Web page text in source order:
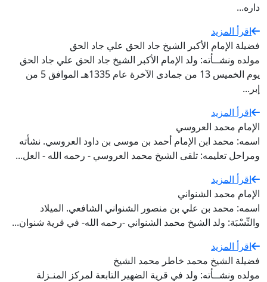
داره...
اقرأ المزيد
فضيلة الإمام الأكبر الشيخ جاد الحق علي جاد الحق
مولده ونشــأته: ولد الإمام الأكبر الشيخ جاد الحق علي جاد الحق
يوم الخميس 13 من جمادى الآخرة عام 1335هـ الموافق 5 من
إبر...
اقرأ المزيد
الإمام محمد العروسي
اسمه: محمد ابن الإمام أحمد بن موسى بن داود العروسي. نشأته
ومراحل تعليمه: تلقى الشيخ محمد العروسي - رحمه الله - العل...
اقرأ المزيد
الإمام محمد الشنواني
اسمه: محمد بن علي بن منصور الشنواني الشافعي. الميلاد
والنِّسْبَة: ولد الشيخ محمد الشنواني -رحمه الله- في قرية شنوان...
اقرأ المزيد
فضيلة الشيخ محمد خاطر محمد الشيخ
مولده ونشــأته: ولد في قرية الضهير التابعة لمركز المنـزلة